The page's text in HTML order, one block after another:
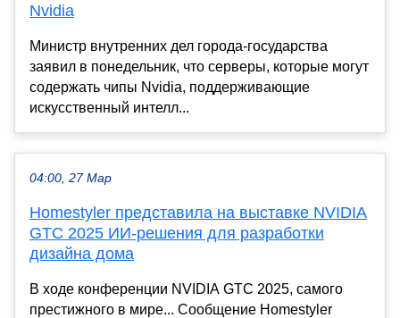
Nvidia
Министр внутренних дел города-государства
заявил в понедельник, что серверы, которые могут
содержать чипы Nvidia, поддерживающие
искусственный интелл...
04:00, 27 Мар
Homestyler представила на выставке NVIDIA
GTC 2025 ИИ-решения для разработки
дизайна дома
В ходе конференции NVIDIA GTC 2025, самого
престижного в мире... Сообщение Homestyler